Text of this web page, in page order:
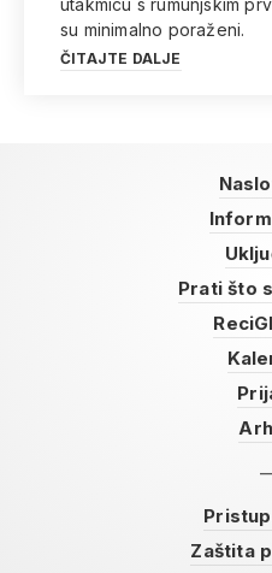
utakmicu s rumunjskim
su minimalno poraženi.
ČITAJTE DALJE
Prati što
Zaštita